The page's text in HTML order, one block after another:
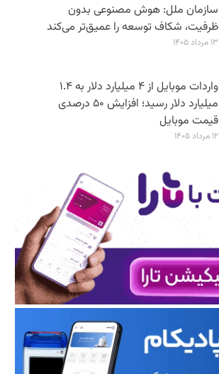
سازمان ملل: هوش مصنوعی بدون
ظرفیت، شکاف توسعه را عمیق‌تر می‌کند
۱۳ مرداد ۱۴۰۵
واردات موبایل از ۴ میلیارد دلار به ۱.۴
میلیارد دلار رسید؛ افزایش ۵۰ درصدی
قیمت موبایل
۱۲ مرداد ۱۴۰۵